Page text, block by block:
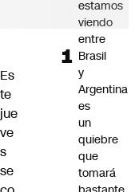
Es
te
jue
ve
s
se
estamos
viendo
entre
Brasil
y
Argentina
es
un
quiebre
que
tomará